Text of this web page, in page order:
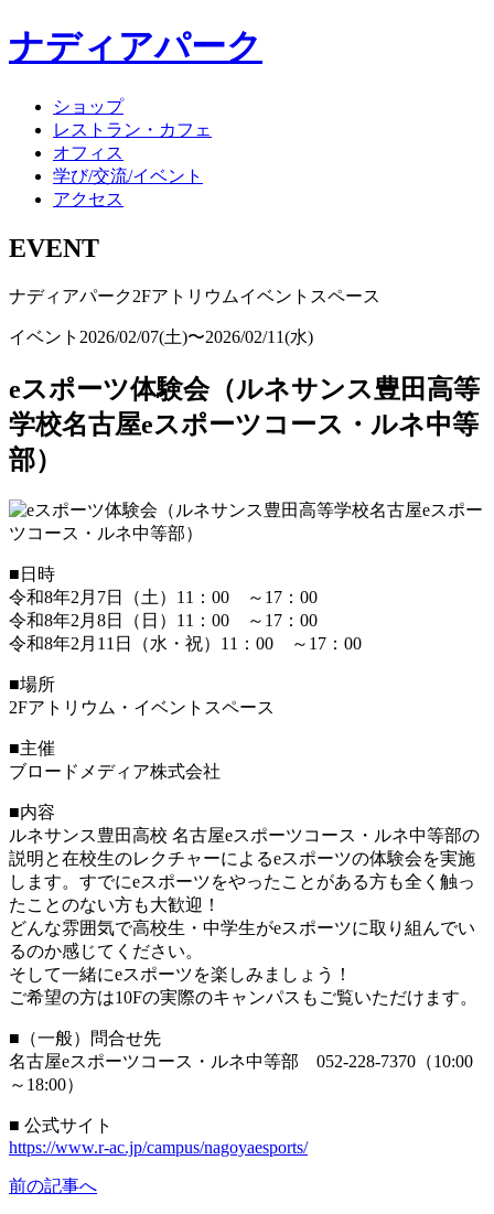
ナディアパーク
ショップ
レストラン・カフェ
オフィス
学び/交流/イベント
アクセス
EVENT
ナディアパーク2Fアトリウムイベントスペース
イベント 2026/02/07(土)〜2026/02/11(水)
eスポーツ体験会（ルネサンス豊田高等
学校名古屋eスポーツコース・ルネ中等
部）
■日時
令和8年2月7日（土）11：00 ～17：00
令和8年2月8日（日）11：00 ～17：00
令和8年2月11日（水・祝）11：00 ～17：00
■場所
2Fアトリウム・イベントスペース
■主催
ブロードメディア株式会社
■内容
ルネサンス豊田高校 名古屋eスポーツコース・ルネ中等部の
説明と在校生のレクチャーによるeスポーツの体験会を実施
します。すでにeスポーツをやったことがある方も全く触っ
たことのない方も大歓迎！
どんな雰囲気で高校生・中学生がeスポーツに取り組んでい
るのか感じてください。
そして一緒にeスポーツを楽しみましょう！
ご希望の方は10Fの実際のキャンパスもご覧いただけます。
■（一般）問合せ先
名古屋eスポーツコース・ルネ中等部 052-228-7370（10:00
～18:00）
■ 公式サイト
https://www.r-ac.jp/campus/nagoyaesports/
前の記事へ